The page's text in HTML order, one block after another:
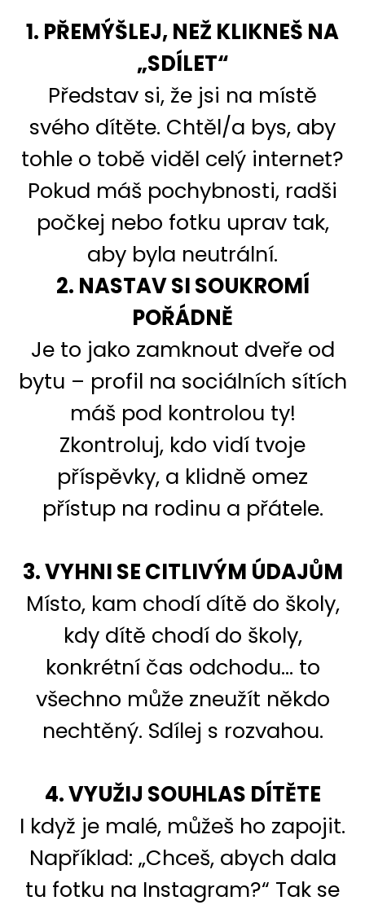
1. PŘEMÝŠLEJ, NEŽ KLIKNEŠ NA
„SDÍLET“
Představ si, že jsi na místě
svého dítěte. Chtěl/a bys, aby
tohle o tobě viděl celý internet?
Pokud máš pochybnosti, radši
počkej nebo fotku uprav tak,
aby byla neutrální.
2. NASTAV SI SOUKROMÍ
POŘÁDNĚ
Je to jako zamknout dveře od
bytu – profil na sociálních sítích
máš pod kontrolou ty!
Zkontroluj, kdo vidí tvoje
příspěvky, a klidně omez
přístup na rodinu a přátele.
3. VYHNI SE CITLIVÝM ÚDAJŮM
Místo, kam chodí dítě do školy,
kdy dítě chodí do školy,
konkrétní čas odchodu… to
všechno může zneužít někdo
nechtěný. Sdílej s rozvahou.
4. VYUŽIJ SOUHLAS DÍTĚTE
I když je malé, můžeš ho zapojit.
Například: „Chceš, abych dala
tu fotku na Instagram?“ Tak se